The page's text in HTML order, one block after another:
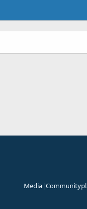
Community
|
Media